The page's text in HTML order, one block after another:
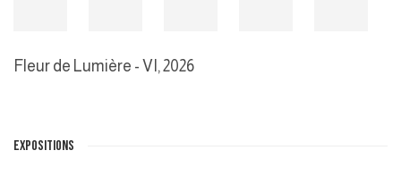
Fleur de Lumière - VI , 2026
EXPOSITIONS